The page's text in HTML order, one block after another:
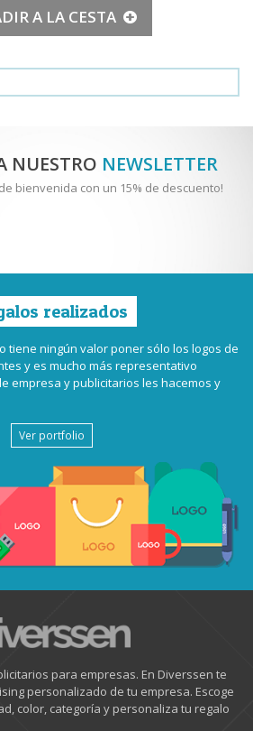
A LA CESTA
NUESTRO NEWSLETTER
bienvenida con un 15% de descuento!
realizados
tiene ningún valor poner sólo los logos de
y es mucho más representativo
empresa y publicitarios les hacemos y
Ver portfolio
para empresas. En Diverssen te
personalizado de tu empresa. Escoge
color, categoría y personaliza tu regalo